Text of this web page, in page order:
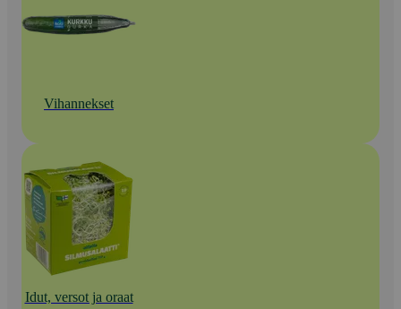
Vihannekset
Idut, versot ja oraat